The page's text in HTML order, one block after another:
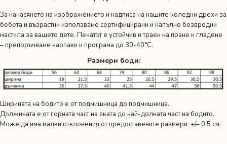
За нанасянето на изображението и надписа на нашите коледни дрехи за
бебета и възрастни използваме сертифицирани и напълно безвредни
мастила за вашето дете. Печатът е устойчив и траен на пране и гладене
– препоръчваме наопаки и програма до 30-40°C.
Размери боди:
Ширината на бодито е от подмишница до подмишница.
Дължината е от горната част на яката до най-долната част на бодито.
Може да има малки отклонения от предоставените размери +/– 0,5 см.